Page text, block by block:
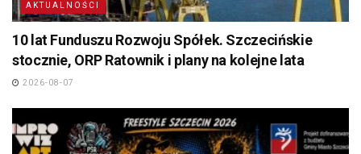
AKTUALNOŚCI
10 lat Funduszu Rozwoju Spółek. Szczecińskie
stocznie, ORP Ratownik i plany na kolejne lata
2026-08-07